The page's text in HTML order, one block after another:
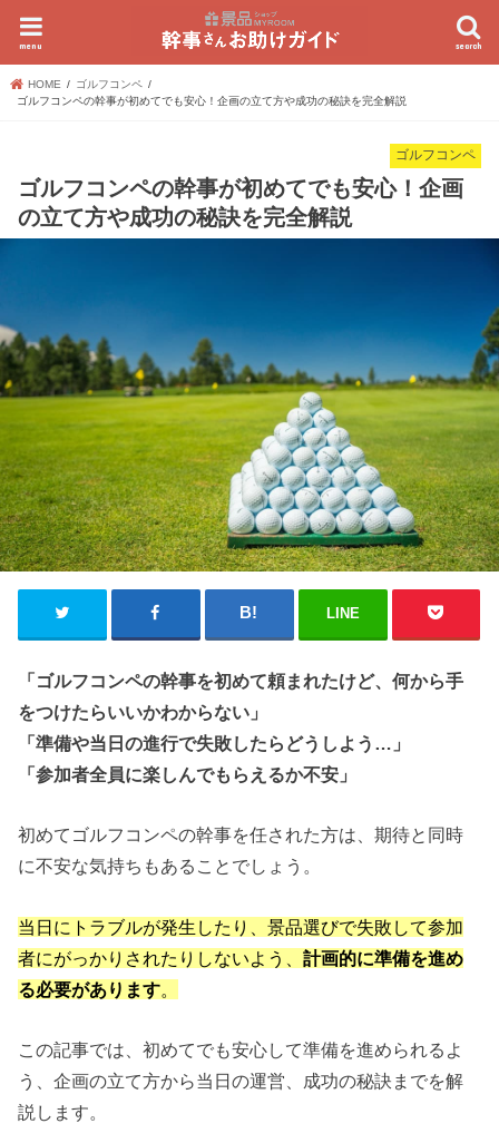
search
menu
HOME
ゴルフコンペ
ゴルフコンペの幹事が初めてでも安心！企画の立て方や成功の秘訣を完全解説
ゴルフコンペ
ゴルフコンペの幹事が初めてでも安心！企画
の立て方や成功の秘訣を完全解説
LINE
「ゴルフコンペの幹事を初めて頼まれたけど、何から手
をつけたらいいかわからない」
「準備や当日の進行で失敗したらどうしよう…」
「参加者全員に楽しんでもらえるか不安」
初めてゴルフコンペの幹事を任された方は、期待と同時
に不安な気持ちもあることでしょう。
当日にトラブルが発生したり、景品選びで失敗して参加
者にがっかりされたりしないよう、計画的に準備を進め
る必要があります。
この記事では、初めてでも安心して準備を進められるよ
う、企画の立て方から当日の運営、成功の秘訣までを解
説します。